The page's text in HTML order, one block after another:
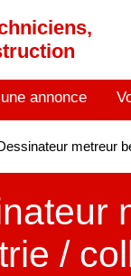
annonce
metreur
/